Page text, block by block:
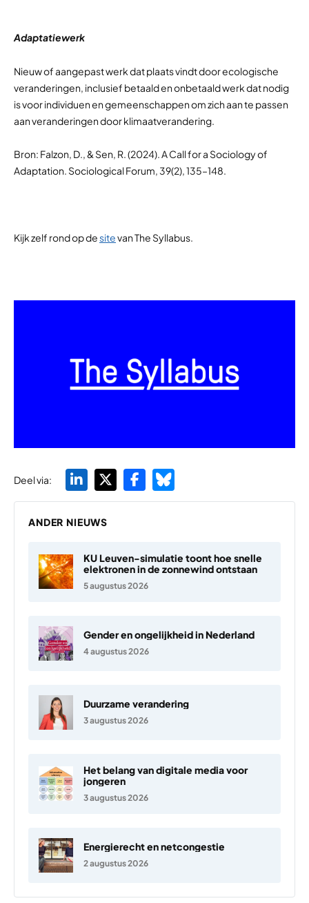
Adaptatiewerk
Nieuw of aangepast werk dat plaats vindt door ecologische
veranderingen, inclusief betaald en onbetaald werk dat nodig
is voor individuen en gemeenschappen om zich aan te passen
aan veranderingen door klimaatverandering.
Bron: Falzon, D., & Sen, R. (2024). A Call for a Sociology of
Adaptation. Sociological Forum, 39(2), 135–148.
Kijk zelf rond op desitevan The Syllabus.
Deel via:
ANDER NIEUWS
KU Leuven-simulatie toont hoe snelle
elektronen in de zonnewind ontstaan
5 augustus 2026
Gender en ongelijkheid in Nederland
4 augustus 2026
Duurzame verandering
3 augustus 2026
Het belang van digitale media voor
jongeren
3 augustus 2026
Energierecht en netcongestie
2 augustus 2026